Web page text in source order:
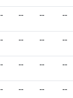
-- -- --
-- -- --
-- -- --
-- -- --